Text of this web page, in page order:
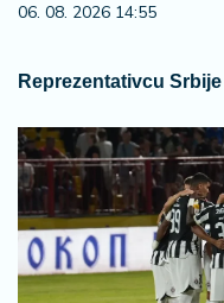
06. 08. 2026 14:55
Reprezentativcu